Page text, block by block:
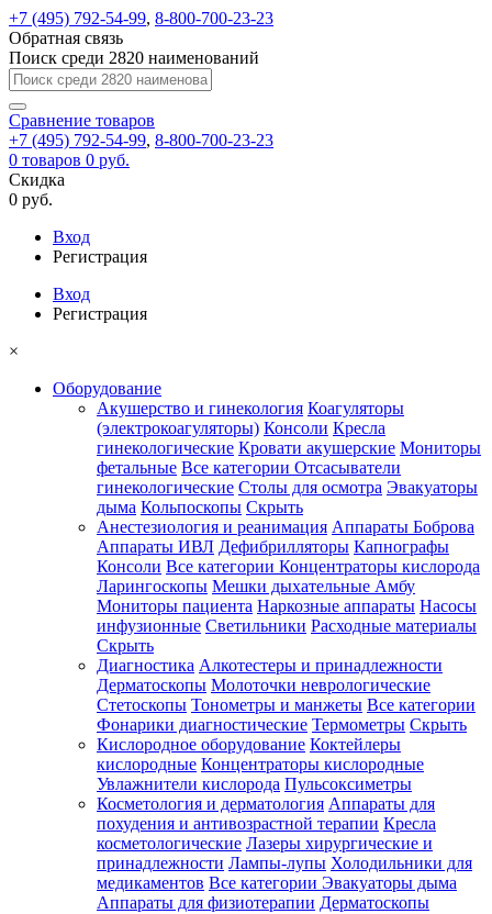
+7 (495) 792-54-99, 8-800-700-23-23
Обратная связь
Поиск среди 2820 наименований
Сравнение товаров
+7 (495) 792-54-99, 8-800-700-23-23
0 товаров 0 руб.
Скидка
0 руб.
Вход
Регистрация
Вход
Регистрация
×
Оборудование
Акушерство и гинекология Коагуляторы
(электрокоагуляторы) Консоли Кресла
гинекологические Кровати акушерские Мониторы
фетальные Все категории Отсасыватели
гинекологические Столы для осмотра Эвакуаторы
дыма Кольпоскопы Скрыть
Анестезиология и реанимация Аппараты Боброва
Аппараты ИВЛ Дефибрилляторы Капнографы
Консоли Все категории Концентраторы кислорода
Ларингоскопы Мешки дыхательные Амбу
Мониторы пациента Наркозные аппараты Насосы
инфузионные Светильники Расходные материалы
Скрыть
Диагностика Алкотестеры и принадлежности
Дерматоскопы Молоточки неврологические
Стетоскопы Тонометры и манжеты Все категории
Фонарики диагностические Термометры Скрыть
Кислородное оборудование Коктейлеры
кислородные Концентраторы кислородные
Увлажнители кислорода Пульсоксиметры
Косметология и дерматология Аппараты для
похудения и антивозрастной терапии Кресла
косметологические Лазеры хирургические и
принадлежности Лампы-лупы Холодильники для
медикаментов Все категории Эвакуаторы дыма
Аппараты для физиотерапии Дерматоскопы